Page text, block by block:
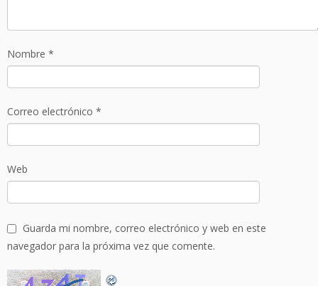
Nombre *
Correo electrónico *
Web
Guarda mi nombre, correo electrónico y web en este
navegador para la próxima vez que comente.